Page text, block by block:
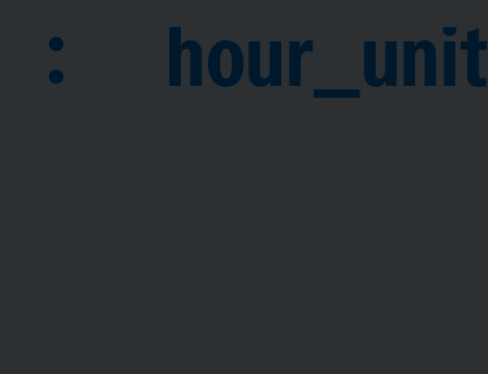
: hour_unit